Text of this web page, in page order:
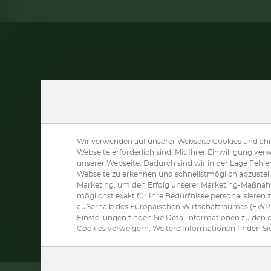
FOLGEN SIE UNS:
Wir verwenden auf unserer Webseite Cookies und
Webseite erforderlich sind. Mit Ihrer Einwilligung
unserer Webseite. Dadurch sind wir in der Lage
Webseite zu erkennen und schnellstmöglich
Marketing, um den Erfolg unserer Marketing-
möglichst exakt für Ihre Bedürfnisse personalisieren
außerhalb des Europäischen Wirtschaftraumes
Einstellungen finden Sie Detailinformationen zu den
Cookies verweigern. Weitere Informationen finden